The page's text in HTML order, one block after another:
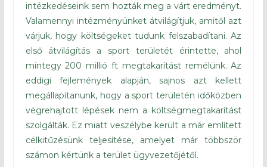
intézkedéseink sem hozták meg a várt eredményt.
Valamennyi intézményünket átvilágítjuk, amitől azt
várjuk, hogy költségeket tudunk felszabadítani. Az
első átvilágítás a sport területét érintette, ahol
mintegy 200 millió ft megtakarítást remélünk. Az
eddigi fejlemények alapján, sajnos azt kellett
megállapítanunk, hogy a sport területén időközben
végrehajtott lépések nem a költségmegtakarítást
szolgálták. Ez miatt veszélybe került a már említett
célkitűzésünk teljesítése, amelyet már többször
számon kértünk a terület ügyvezetőjétől.